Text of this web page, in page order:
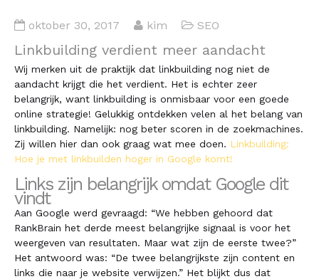
oktober 30, 2017 kim SEO
Linkbuilding verdient meer aandacht
Wij merken uit de praktijk dat linkbuilding nog niet de
aandacht krijgt die het verdient. Het is echter zeer
belangrijk, want linkbuilding is onmisbaar voor een goede
online strategie! Gelukkig ontdekken velen al het belang van
linkbuilding. Namelijk: nog beter scoren in de zoekmachines.
Zij willen hier dan ook graag wat mee doen. Linkbuilding:
Hoe je met linkbuilden hoger in Google komt!
Links zijn belangrijk omdat Google dit
vindt
Aan Google werd gevraagd: “We hebben gehoord dat
RankBrain het derde meest belangrijke signaal is voor het
weergeven van resultaten. Maar wat zijn de eerste twee?”
Het antwoord was: “De twee belangrijkste zijn content en
links die naar je website verwijzen.” Het blijkt dus dat